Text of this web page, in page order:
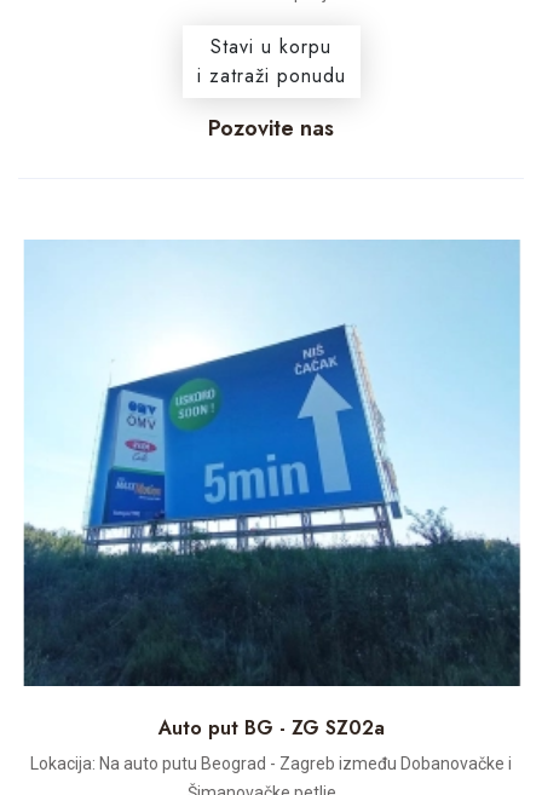
Stavi u korpu
i zatraži ponudu
Pozovite nas
Auto put BG - ZG SZ02a
Lokacija: Na auto putu Beograd - Zagreb između Dobanovačke i